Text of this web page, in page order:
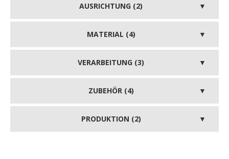
AUSRICHTUNG (2)
MATERIAL (4)
VERARBEITUNG (3)
ZUBEHÖR (4)
PRODUKTION (2)